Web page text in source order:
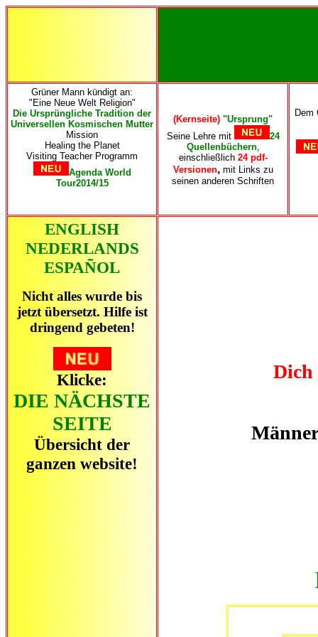
Grüner Mann kündigt an:
"Eine Neue Welt Religion"
Die Ursprüngliche Tradition der
Universellen Kosmischen Mutter
Mission
Healing the Planet
Visiting Teacher Programm
Agenda World
Tour2014/15
(Kernseite) "Ursprung"
Seine Lehre mit
24
Quellenbüchern,
einschließlich 24 pdf-
Versionen, mit Links zu
seinen anderen Schriften
Dem
ENGLISH
NEDERLANDS
ESPAÑOL
Nicht alles wurde bis
jetzt übersetzt. Hilfe ist
dringend gebeten!
Klicke:
DIE NÄCHSTE
SEITE
Übersicht der
ganzen website!
Dich